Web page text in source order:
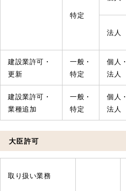
特定
法人
建設業許可・
更新
一般・
特定
個人・
法人
建設業許可・
業種追加
一般・
特定
個人・
法人
大臣許可
取り扱い業務